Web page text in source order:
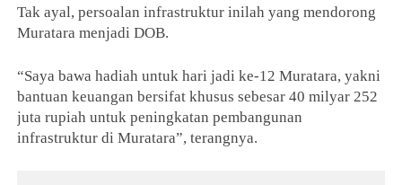
Tak ayal, persoalan infrastruktur inilah yang mendorong
Muratara menjadi DOB.
“Saya bawa hadiah untuk hari jadi ke-12 Muratara, yakni
bantuan keuangan bersifat khusus sebesar 40 milyar 252
juta rupiah untuk peningkatan pembangunan
infrastruktur di Muratara”, terangnya.